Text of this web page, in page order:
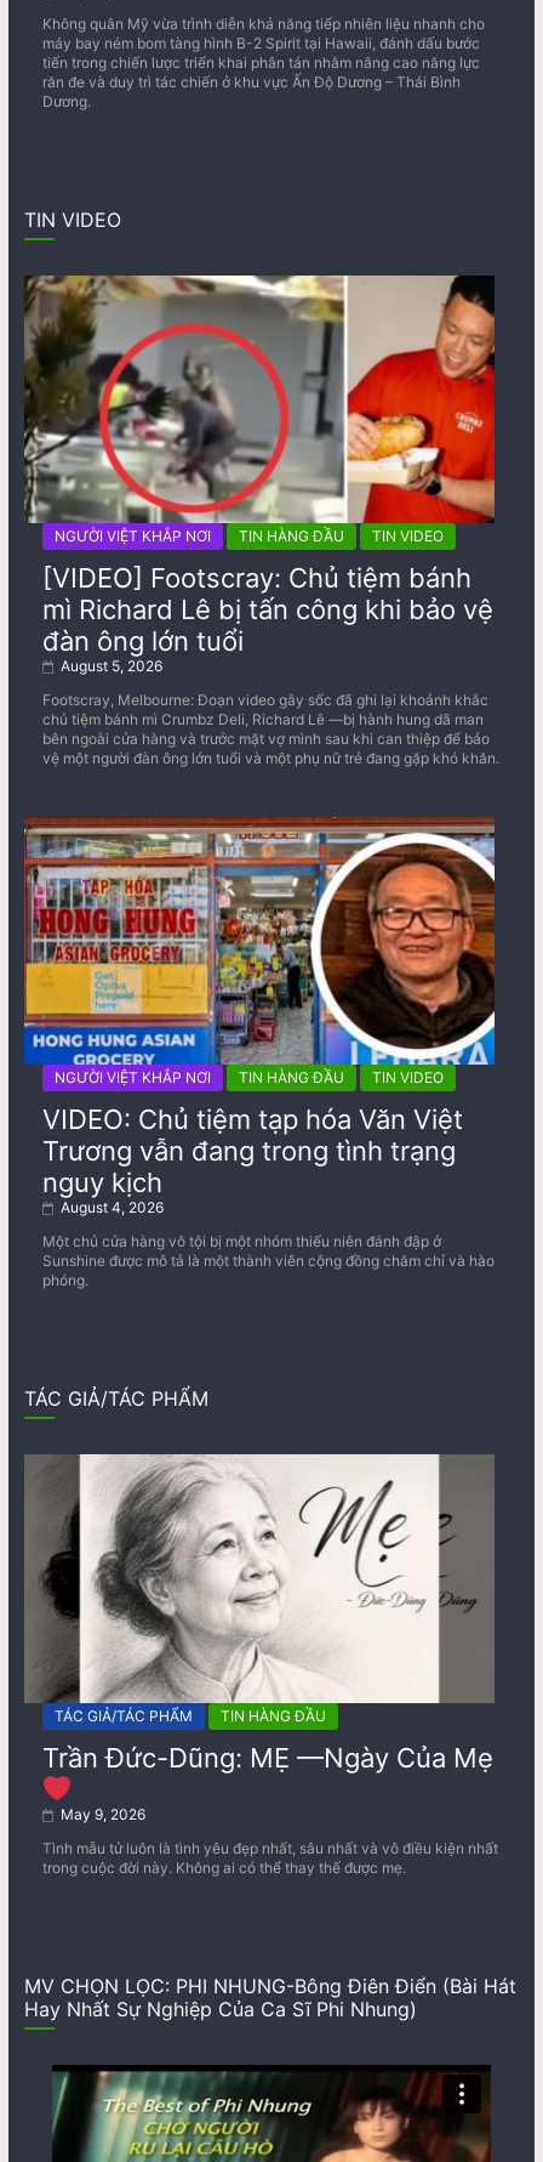
Không quân Mỹ vừa trình diễn khả năng tiếp nhiên liệu nhanh cho
máy bay ném bom tàng hình B-2 Spirit tại Hawaii, đánh dấu bước
tiến trong chiến lược triển khai phân tán nhằm nâng cao năng lực
răn đe và duy trì tác chiến ở khu vực Ấn Độ Dương – Thái Bình
Dương.
TIN VIDEO
NGƯỜI VIỆT KHẮP NƠI TIN HÀNG ĐẦU TIN VIDEO
[VIDEO] Footscray: Chủ tiệm bánh
mì Richard Lê bị tấn công khi bảo vệ
đàn ông lớn tuổi
August 5, 2026
Footscray, Melbourne: Đoạn video gây sốc đã ghi lại khoảnh khắc
chủ tiệm bánh mì Crumbz Deli, Richard Lê —bị hành hung dã man
bên ngoài cửa hàng và trước mặt vợ mình sau khi can thiệp để bảo
vệ một người đàn ông lớn tuổi và một phụ nữ trẻ đang gặp khó khăn.
NGƯỜI VIỆT KHẮP NƠI TIN HÀNG ĐẦU TIN VIDEO
VIDEO: Chủ tiệm tạp hóa Văn Việt
Trương vẫn đang trong tình trạng
nguy kịch
August 4, 2026
Một chủ cửa hàng vô tội bị một nhóm thiếu niên đánh đập ở
Sunshine được mô tả là một thành viên cộng đồng chăm chỉ và hào
phóng.
TÁC GIẢ/TÁC PHẨM
TÁC GIẢ/TÁC PHẨM TIN HÀNG ĐẦU
Trần Đức-Dũng: MẸ —Ngày Của Mẹ
May 9, 2026
Tình mẫu tử luôn là tình yêu đẹp nhất, sâu nhất và vô điều kiện nhất
trong cuộc đời này. Không ai có thể thay thế được mẹ.
MV CHỌN LỌC: PHI NHUNG-Bông Điên Điển (Bài Hát
Hay Nhất Sự Nghiệp Của Ca Sĩ Phi Nhung)